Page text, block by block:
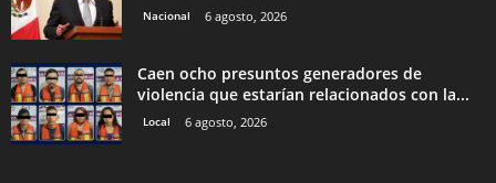
Nacional 6 agosto, 2026
Caen ocho presuntos generadores de
violencia que estarían relacionados con la...
Local 6 agosto, 2026